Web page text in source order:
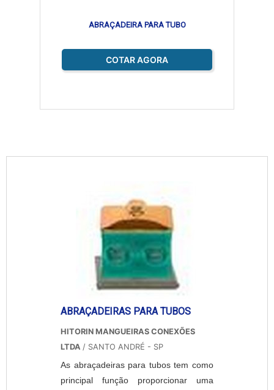
ABRAÇADEIRA PARA TUBO
COTAR AGORA
ABRAÇADEIRAS PARA TUBOS
HITORIN MANGUEIRAS CONEXÕES
LTDA / SANTO ANDRÉ - SP
As abraçadeiras para tubos tem como
principal função proporcionar uma